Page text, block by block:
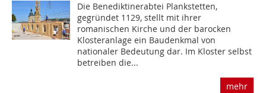
Die Benediktinerabtei Plankstetten,
gegründet 1129, stellt mit ihrer
romanischen Kirche und der barocken
Klosteranlage ein Baudenkmal von
nationaler Bedeutung dar. Im Kloster selbst
betreiben die...
mehr